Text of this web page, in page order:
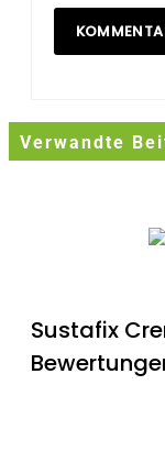
Verwandte
Sustafix